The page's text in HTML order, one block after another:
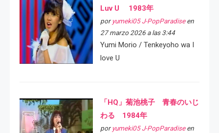
Luv U 1983年
por yumeki05 J-PopParadiseen
27 marzo 2026 a las 3:44
Yumi Morio / Tenkeyoho wa I
love U
「HQ」菊池桃子 青春のいじ
わる 1984年
por yumeki05 J-PopParadiseen